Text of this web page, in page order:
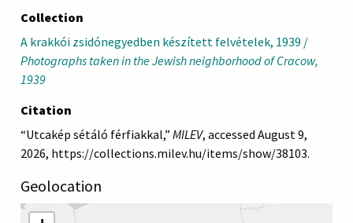
Collection
A krakkói zsidónegyedben készített felvételek, 1939 /
Photographs taken in the Jewish neighborhood of Cracow,
1939
Citation
“Utcakép sétáló férfiakkal,” MILEV, accessed August 9,
2026, https://collections.milev.hu/items/show/38103.
Geolocation